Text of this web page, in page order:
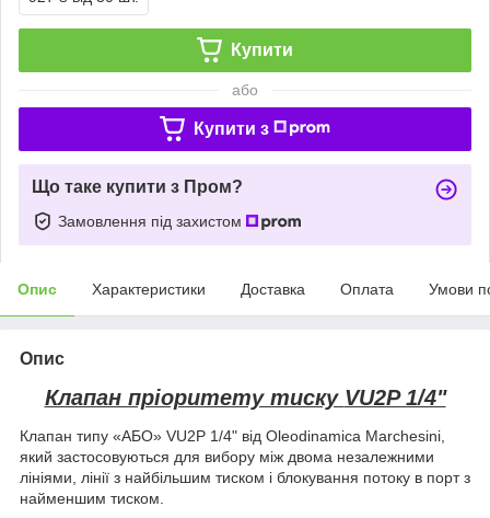
Купити
або
Купити з
Що таке купити з Пром?
Замовлення під захистом
Опис Характеристики Доставка Оплата Умови
Опис
Клапан пріоритету тиску VU2P 1/4"
Клапан типу «АБО» VU2P 1/4" від Oleodinamica Marchesini,
який застосовуються для вибору між двома незалежними
лініями, лінії з найбільшим тиском і блокування потоку в порт з
найменшим тиском.